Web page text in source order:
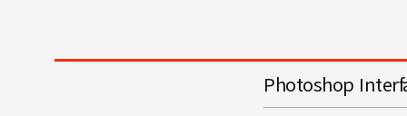
Photoshop